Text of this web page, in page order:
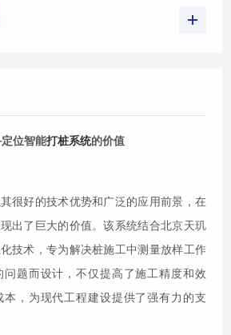
位智能打桩系统的价值
很好的技术优势和广泛的应用前景，在
出了巨大的价值。该系统结合北京天玑
技术，专为解决桩施工中测量放样工作
题而设计，不仅提高了施工精度和效
，为现代工程建设提供了强有力的支